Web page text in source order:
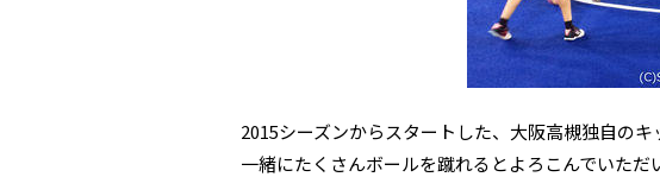
2015シーズンからスタートした、大阪高槻独自の
一緒にたくさんボールを蹴れるとよろこんでいただ